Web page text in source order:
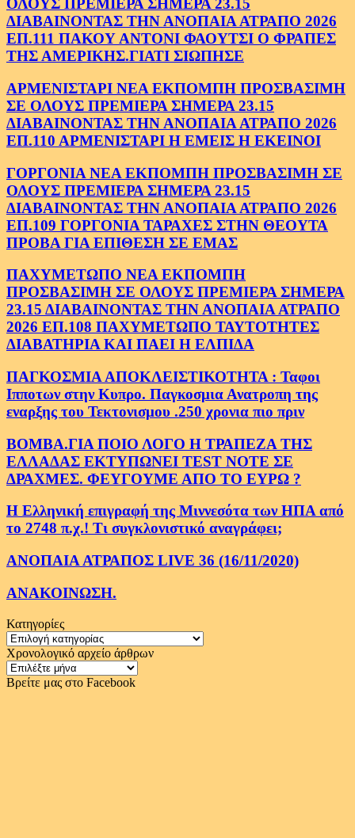
ΟΛΟΥΣ ΠΡΕΜΙΕΡΑ ΣΗΜΕΡΑ 23.15
ΔΙΑΒΑΙΝΟΝΤΑΣ ΤΗΝ ΑΝΟΠΑΙΑ ΑΤΡΑΠΟ 2026
ΕΠ.111 ΠΑΚΟΥ ΑΝΤΟΝΙ ΦΑΟΥΤΣΙ Ο ΦΡΑΠΕΣ
ΤΗΣ ΑΜΕΡΙΚΗΣ.ΓΙΑΤΙ ΣΙΩΠΗΣΕ
ΑΡΜΕΝΙΣΤΑΡΙ ΝΕΑ ΕΚΠΟΜΠΗ ΠΡΟΣΒΑΣΙΜΗ
ΣΕ ΟΛΟΥΣ ΠΡΕΜΙΕΡΑ ΣΗΜΕΡΑ 23.15
ΔΙΑΒΑΙΝΟΝΤΑΣ ΤΗΝ ΑΝΟΠΑΙΑ ΑΤΡΑΠΟ 2026
ΕΠ.110 ΑΡΜΕΝΙΣΤΑΡΙ Η ΕΜΕΙΣ Η ΕΚΕΙΝΟΙ
ΓΟΡΓΟΝΙΑ ΝΕΑ ΕΚΠΟΜΠΗ ΠΡΟΣΒΑΣΙΜΗ ΣΕ
ΟΛΟΥΣ ΠΡΕΜΙΕΡΑ ΣΗΜΕΡΑ 23.15
ΔΙΑΒΑΙΝΟΝΤΑΣ ΤΗΝ ΑΝΟΠΑΙΑ ΑΤΡΑΠΟ 2026
ΕΠ.109 ΓΟΡΓΟΝΙΑ ΤΑΡΑΧΕΣ ΣΤΗΝ ΘΕΟΥΤΑ
ΠΡΟΒΑ ΓΙΑ ΕΠΙΘΕΣΗ ΣΕ ΕΜΑΣ
ΠΑΧΥΜΕΤΩΠΟ ΝΕΑ ΕΚΠΟΜΠΗ
ΠΡΟΣΒΑΣΙΜΗ ΣΕ ΟΛΟΥΣ ΠΡΕΜΙΕΡΑ ΣΗΜΕΡΑ
23.15 ΔΙΑΒΑΙΝΟΝΤΑΣ ΤΗΝ ΑΝΟΠΑΙΑ ΑΤΡΑΠΟ
2026 ΕΠ.108 ΠΑΧΥΜΕΤΩΠΟ ΤΑΥΤΟΤΗΤΕΣ
ΔΙΑΒΑΤΗΡΙΑ ΚΑΙ ΠΑΕΙ Η ΕΛΠΙΔΑ
ΠΑΓΚΟΣΜΙΑ ΑΠΟΚΛΕΙΣΤΙΚΟΤΗΤΑ : Ταφοι
Ιπποτων στην Κυπρο. Παγκοσμια Ανατροπη της
εναρξης του Τεκτονισμου .250 χρονια πιο πριν
ΒΟΜΒΑ.ΓΙΑ ΠΟΙΟ ΛΟΓΟ Η ΤΡΑΠΕΖΑ ΤΗΣ
ΕΛΛΑΔΑΣ ΕΚΤΥΠΩΝΕΙ TEST NOTE ΣΕ
ΔΡΑΧΜΕΣ. ΦΕΥΓΟΥΜΕ ΑΠΟ ΤΟ ΕΥΡΩ ?
Η Ελληνική επιγραφή της Μιννεσότα των ΗΠΑ από
το 2748 π.χ.! Τι συγκλονιστικό αναγράφει;
ΑΝΟΠΑΙΑ ΑΤΡΑΠΟΣ LIVE 36 (16/11/2020)
ΑΝΑΚΟΙΝΩΣΗ.
Κατηγορίες
Κατηγορίες
Χρονολογικό αρχείο άρθρων
Χρονολογικό
αρχείο
Βρείτε μας στο Facebook